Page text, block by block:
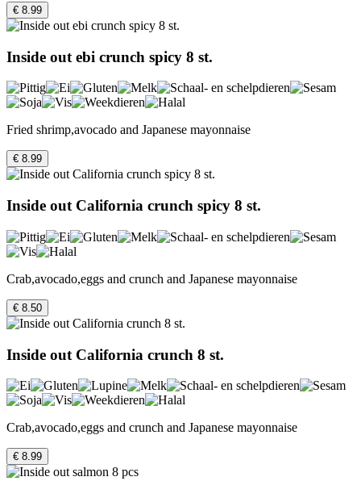
€ 8.99
Inside out ebi crunch spicy 8 st.
Fried shrimp,avocado and Japanese mayonnaise
€ 8.99
Inside out California crunch spicy 8 st.
Crab,avocado,eggs and crunch and Japanese mayonnaise
€ 8.50
Inside out California crunch 8 st.
Crab,avocado,eggs and crunch and Japanese mayonnaise
€ 8.99